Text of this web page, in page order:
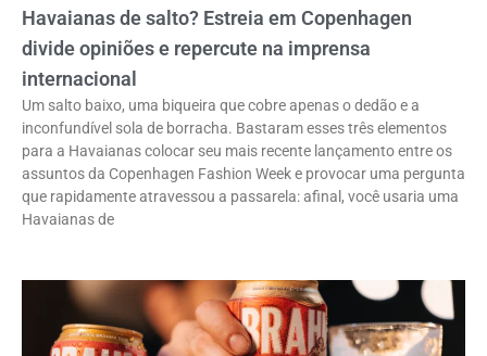
Havaianas de salto? Estreia em Copenhagen
divide opiniões e repercute na imprensa
internacional
Um salto baixo, uma biqueira que cobre apenas o dedão e a
inconfundível sola de borracha. Bastaram esses três elementos
para a Havaianas colocar seu mais recente lançamento entre os
assuntos da Copenhagen Fashion Week e provocar uma pergunta
que rapidamente atravessou a passarela: afinal, você usaria uma
Havaianas de